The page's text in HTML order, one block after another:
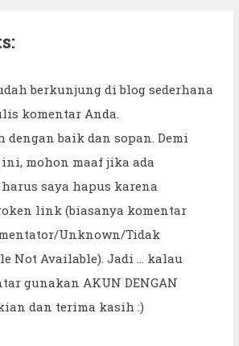
berkunjung di blog sederhana
komentar Anda.
dengan baik dan sopan. Demi
mohon maaf jika ada
saya hapus karena
link (biasanya komentar
Unknown/Tidak
Not Available). Jadi ... kalau
gunakan AKUN DENGAN
dan terima kasih :)